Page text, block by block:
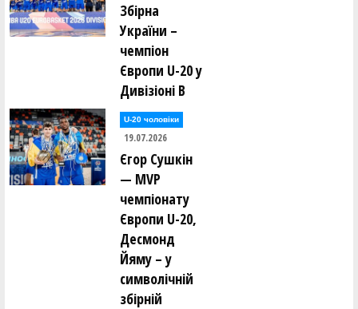
Збірна
України –
чемпіон
Європи U-20 у
Дивізіоні В
U-20 чоловіки
19.07.2026
Єгор Сушкін
— MVP
чемпіонату
Європи U-20,
Десмонд
Йяму – у
символічній
збірній